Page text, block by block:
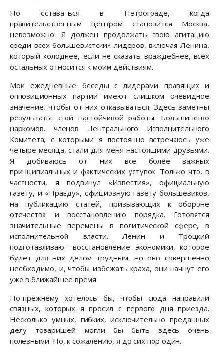
Но оставаться в Петрограде, когда
правительственным центром становится Москва,
невозможно. Я должен продолжать свою агитацию
среди всех большевистских лидеров, включая Ленина,
который холоднее, если не сказать враждебнее, всех
остальных относится к моим действиям.
Мои ежедневные беседы с лидерами правящих и
оппозиционных партий имеют слишком очевидное
значение, чтобы от них отказываться. Здесь заметны
результаты этой настойчивой работы. Большинство
наркомов, членов Центрального Исполнительного
Комитета, с которыми я постоянно встречаюсь уже
четыре месяца, стали для меня настоящими друзьями.
Я добиваюсь от них все более важных
принципиальных и фактических уступок. Только что, в
частности, я подвинул «Известия», официальную
газету, и «Правду», официозную газету большевиков,
на публикацию статей, призывающих к обороне
отечества и восстановлению порядка. Готовятся
значительные перемены в политической сфере, в
исполнительной власти. Ленин и Троцкий
подготавливают восстановление экономики, которое
будет для них делом трудным, но оно совершенно
необходимо, и, чтобы избежать краха, они начнут его
уже в ближайшее время.
По-прежнему хотелось бы, чтобы сюда направили
связных, которых я просил с первого дня приезда.
Несколько умных, гибких, исключительно преданных
делу товарищей могли бы быть здесь очень
полезными. Но, к сожалению, я до сих пор один.